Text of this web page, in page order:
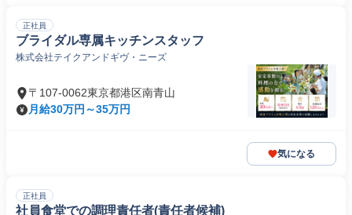
正社員
ブライダル専属キッチンスタッフ
株式会社テイクアンドギヴ・ニーズ
〒107-0062東京都港区南青山
月給30万円～35万円
気になる
正社員
社員食堂での調理責任者(責任者候補)